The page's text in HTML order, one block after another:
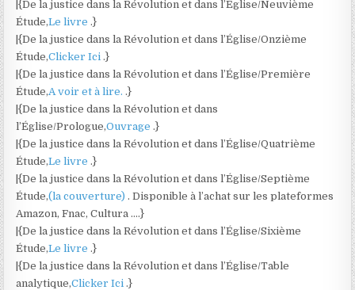
|{De la justice dans la Révolution et dans l’Église/Neuvième
Étude,Le livre.}
|{De la justice dans la Révolution et dans l’Église/Onzième
Étude,Clicker Ici.}
|{De la justice dans la Révolution et dans l’Église/Première
Étude,A voir et à lire..}
|{De la justice dans la Révolution et dans
l’Église/Prologue,Ouvrage.}
|{De la justice dans la Révolution et dans l’Église/Quatrième
Étude,Le livre.}
|{De la justice dans la Révolution et dans l’Église/Septième
Étude,(la couverture). Disponible à l’achat sur les plateformes
Amazon, Fnac, Cultura ….}
|{De la justice dans la Révolution et dans l’Église/Sixième
Étude,Le livre.}
|{De la justice dans la Révolution et dans l’Église/Table
analytique,Clicker Ici.}